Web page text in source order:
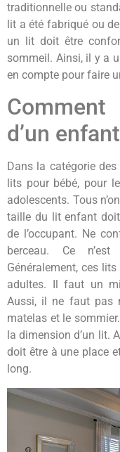
traditionnelle ou
lit a été fabriqué ou
un lit doit être
sommeil. Ainsi, il y a
en compte pour faire
d’un
Dans la catégorie
lits pour bébé, pour
adolescents. Tous
taille du lit enfant
de l’occupant. Ne
berceau. Ce
Généralement, ces
adultes. Il faut un
Aussi, il ne faut pas
matelas et le
la dimension d’un lit.
doit être à une place
long.